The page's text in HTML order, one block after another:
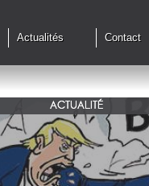
Actualités Contact
ACTUALITÉ
G7 à Evian, Trump, une fois de
plus ,s'en prend aux européens.